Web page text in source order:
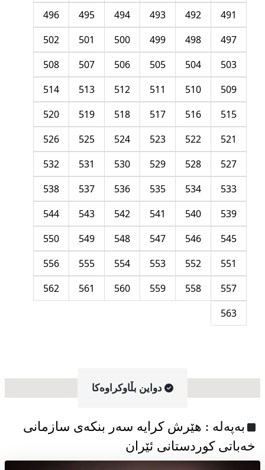
491
492
493
494
495
496
497
498
499
500
501
502
503
504
505
506
507
508
509
510
511
512
513
514
515
516
517
518
519
520
521
522
523
524
525
526
527
528
529
530
531
532
533
534
535
536
537
538
539
540
541
542
543
544
545
546
547
548
549
550
551
552
553
554
555
556
557
558
559
560
561
562
563
دواین بڵاوکراوه‌کا
به‌په‌له‌ : هێرش کرایە سەر بنکەی سازمانی
خەباتی کوردستانی ئێران